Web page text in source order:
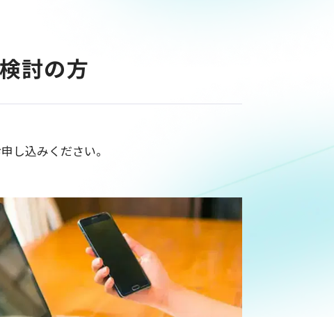
討の方
し込みください。